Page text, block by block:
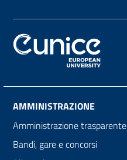
AMMINISTRAZIONE
Amministrazione trasparente
Bandi, gare e concorsi